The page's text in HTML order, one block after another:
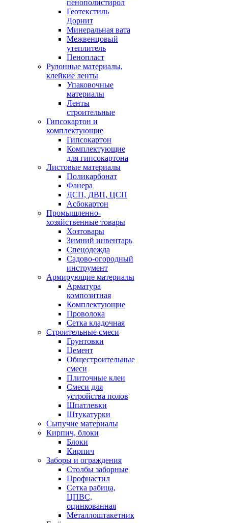
пенополистирол
Геотекстиль
Дорнит
Минеральная вата
Межвенцовый
утеплитель
Пенопласт
Рулонные материалы,
клейкие ленты
Упаковочные
материалы
Ленты
строительные
Гипсокартон и
комплектующие
Гипсокартон
Комплектующие
для гипсокартона
Листовые материалы
Поликарбонат
Фанера
ДСП, ДВП, ЦСП
Асбокартон
Промышленно-
хозяйственные товары
Хозтовары
Зимний инвентарь
Спецодежда
Садово-огородный
инструмент
Армирующие материалы
Арматура
композитная
Комплектующие
Проволока
Сетка кладочная
Строительные смеси
Грунтовки
Цемент
Общестроительные
смеси
Плиточные клеи
Смеси для
устройства полов
Шпатлевки
Штукатурки
Сыпучие материалы
Кирпич, блоки
Блоки
Кирпич
Заборы и ограждения
Столбы заборные
Профнастил
Сетка рабица,
ЦПВС,
оцинкованная
Металлоштакетник